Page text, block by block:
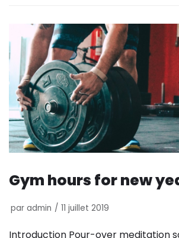
Gym hours for new
par admin 11 juillet 2019
Introduction Pour-over meditation